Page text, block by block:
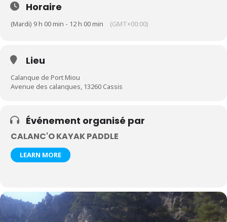
Horaire
(Mardi) 9 h 00 min - 12 h 00 min (GMT+00:00)
Lieu
Calanque de Port Miou
Avenue des calanques, 13260 Cassis
Événement organisé par
CALANC'O KAYAK PADDLE
LEARN MORE